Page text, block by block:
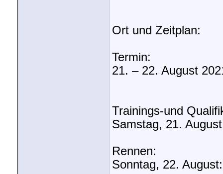
Ort und Zeitplan:
Termin:
21. – 22. August
Trainings-und
Samstag, 21.
Rennen:
Sonntag, 22.